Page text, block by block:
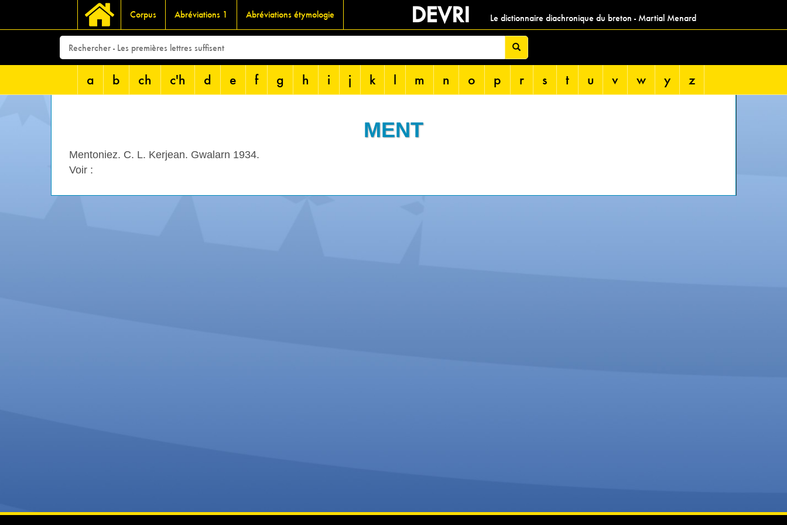
Corpus Abréviations 1 Abréviations étymologie DEVRI Le dictionnaire diachronique du breton - Martial Menard
a b ch c'h d e f g h i j k l m n o p r s t u v w y z
MENT
Mentoniez. C. L. Kerjean. Gwalarn 1934.
Voir :